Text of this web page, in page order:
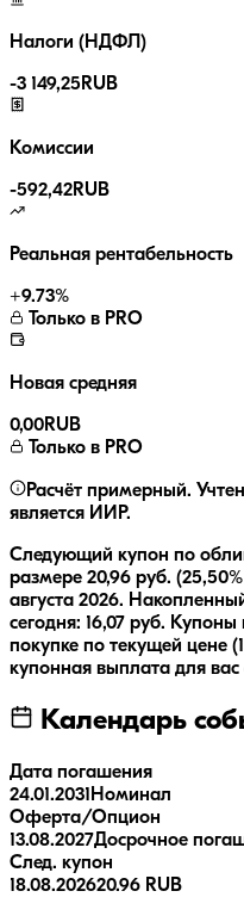
Налоги (НДФЛ)
-3 149,25 RUB
Комиссии
-592,42RUB
Реальная рентабельность
+9.73%
Только в PRO
Новая средняя
0,00RUB
Только в PRO
Расчёт примерный.
является ИИР.
Следующий купон по
размере 20,96 руб.
августа 2026.
сегодня: 16,07 руб. Купоны
покупке по текущей цене (
купонная выплата для вас
Календарь
Дата погашения
24.01.2031 Номинал
Оферта/Опцион
13.08.2027Досрочное
След. купон
18.08.202620.96 RUB